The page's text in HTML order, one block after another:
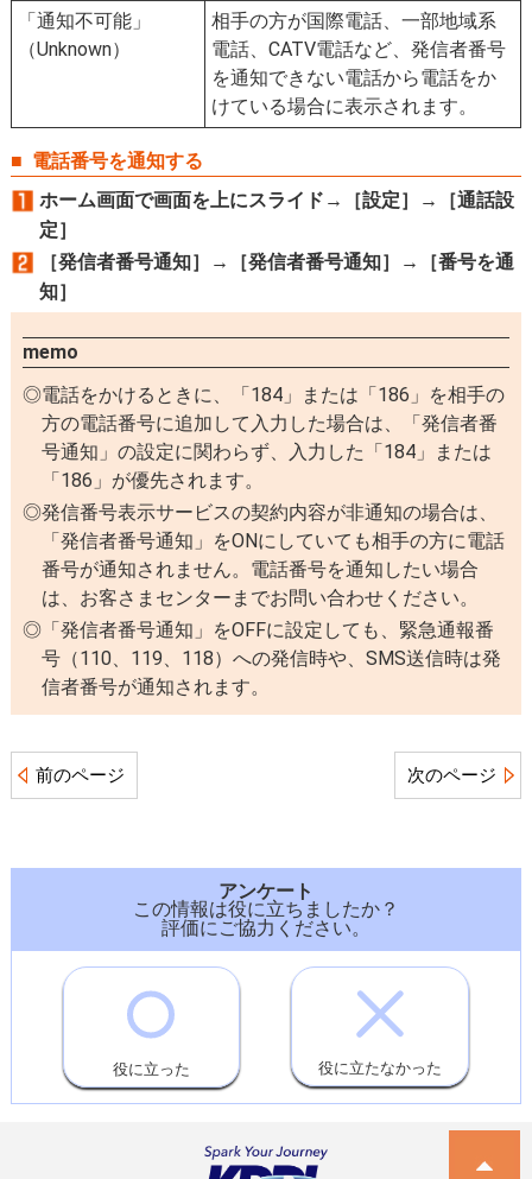
「通知不可能」
（Unknown）
相手の方が国際電話、一部地域系
電話、CATV電話など、発信者番号
を通知できない電話から電話をか
けている場合に表示されます。
電話番号を通知する
ホーム画面で画面を上にスライド→［設定］→［通話設
定］
［発信者番号通知］→［発信者番号通知］→［番号を通
知］
memo
電話をかけるときに、「184」または「186」を相手の
方の電話番号に追加して入力した場合は、「発信者番
号通知」の設定に関わらず、入力した「184」または
「186」が優先されます。
発信番号表示サービスの契約内容が非通知の場合は、
「発信者番号通知」をONにしていても相手の方に電話
番号が通知されません。電話番号を通知したい場合
は、お客さまセンターまでお問い合わせください。
「発信者番号通知」をOFFに設定しても、緊急通報番
号（110、119、118）への発信時や、SMS送信時は発
信者番号が通知されます。
前のページ 次のページ
アンケート
この情報は役に立ちましたか？
評価にご協力ください。
役に立った 役に立たなかった